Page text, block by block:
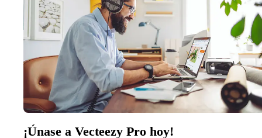
¡Únase a Vecteezy Pro hoy!